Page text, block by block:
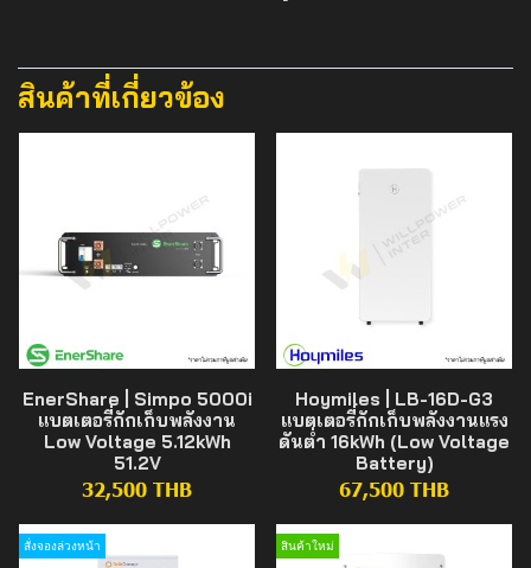
สินค้าที่เกี่ยวข้อง
EnerShare | Simpo 5000i
แบตเตอรี่กักเก็บพลังงาน
Low Voltage 5.12kWh
51.2V
32,500 THB
Hoymiles | LB-16D-G3
แบตเตอรี่กักเก็บพลังงานแรง
ดันต่ำ 16kWh (Low Voltage
Battery)
67,500 THB
สั่งจองล่วงหน้า สินค้าใหม่